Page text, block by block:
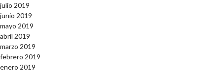
julio 2019
junio 2019
mayo 2019
abril 2019
marzo 2019
febrero 2019
enero 2019